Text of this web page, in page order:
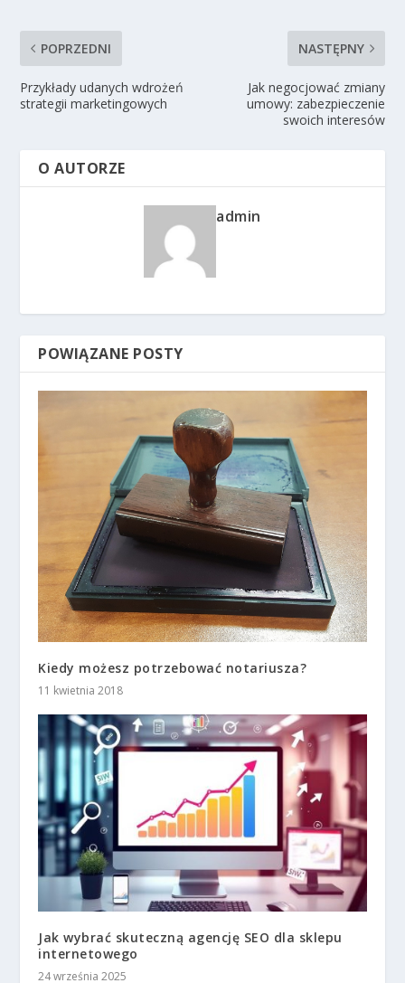
POPRZEDNI
Przykłady udanych wdrożeń
strategii marketingowych
NASTĘPNY
Jak negocjować zmiany
umowy: zabezpieczenie
swoich interesów
O AUTORZE
admin
POWIĄZANE POSTY
Kiedy możesz potrzebować notariusza?
11 kwietnia 2018
Jak wybrać skuteczną agencję SEO dla sklepu
internetowego
24 września 2025